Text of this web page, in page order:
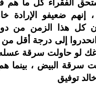
، إنهم ضعيفو الإرادة
كل هذا الزمن من
إلى درجة أقل من
لو حاولت سرقة عسله
سرقة البيض ، بينما
توفيق